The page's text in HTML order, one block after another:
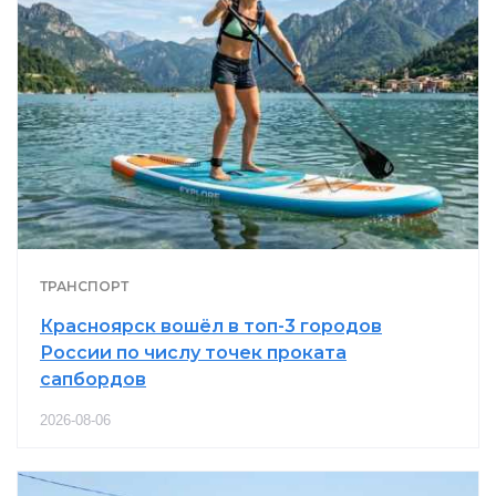
ТРАНСПОРТ
Красноярск вошёл в топ-3 городов
России по числу точек проката
сапбордов
2026-08-06